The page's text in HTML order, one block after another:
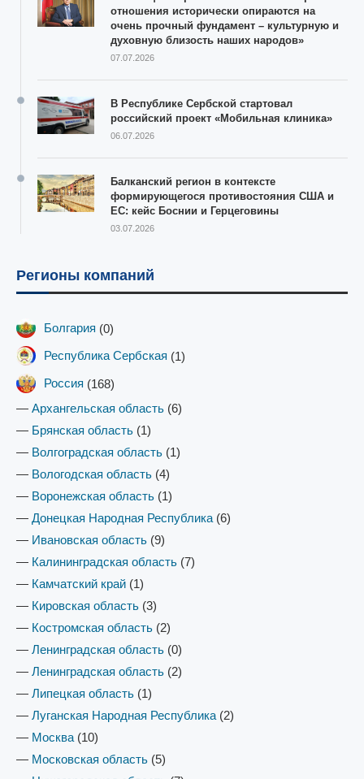
Регионы компаний
Болгария (0)
Республика Сербская (1)
Россия (168)
— Архангельская область (6)
— Брянская область (1)
— Волгоградская область (1)
— Вологодская область (4)
— Воронежская область (1)
— Донецкая Народная Республика (6)
— Ивановская область (9)
— Калининградская область (7)
— Камчатский край (1)
— Кировская область (3)
— Костромская область (2)
— Ленинградская область (0)
— Ленинградская область (2)
— Липецкая область (1)
— Луганская Народная Республика (2)
— Москва (10)
— Московская область (5)
отношения исторически опираются на
очень прочный фундамент – культурную и
духовную близость наших народов»
07.07.2026
В Республике Сербской стартовал
российский проект «Мобильная клиника»
06.07.2026
Балканский регион в контексте
формирующегося противостояния США и
ЕС: кейс Боснии и Герцеговины
03.07.2026